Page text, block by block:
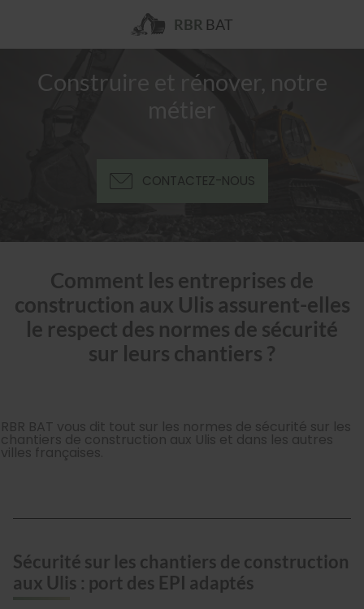
Construire et rénover, notre
CONTACTEZ-NOUS
Comment les entreprises de
construction aux Ulis assurent-elles
le respect des normes de sécurité
sur leurs chantiers ?
RBR BAT vous dit tout sur les normes de sécurité sur les
chantiers de construction aux Ulis et dans les autres
villes françaises.
Sécurité sur les chantiers de construction
aux Ulis : port des EPI adaptés
RBR BAT